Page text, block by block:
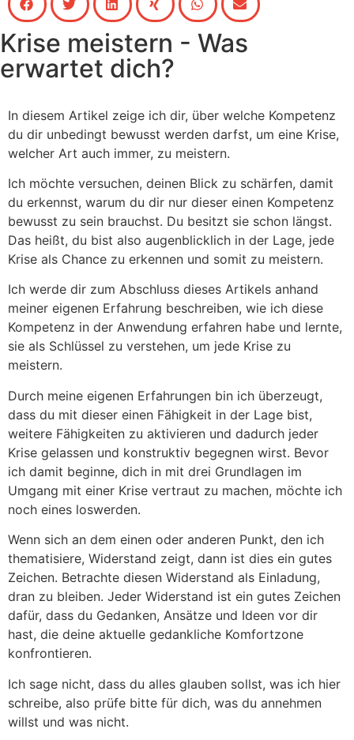
Krise meistern - Was
erwartet dich?
In diesem Artikel zeige ich dir, über welche Kompetenz
du dir unbedingt bewusst werden darfst, um eine Krise,
welcher Art auch immer, zu meistern.
Ich möchte versuchen, deinen Blick zu schärfen, damit
du erkennst, warum du dir nur dieser einen Kompetenz
bewusst zu sein brauchst. Du besitzt sie schon längst.
Das heißt, du bist also augenblicklich in der Lage, jede
Krise als Chance zu erkennen und somit zu meistern.
Ich werde dir zum Abschluss dieses Artikels anhand
meiner eigenen Erfahrung beschreiben, wie ich diese
Kompetenz in der Anwendung erfahren habe und lernte,
sie als Schlüssel zu verstehen, um jede Krise zu
meistern.
Durch meine eigenen Erfahrungen bin ich überzeugt,
dass du mit dieser einen Fähigkeit in der Lage bist,
weitere Fähigkeiten zu aktivieren und dadurch jeder
Krise gelassen und konstruktiv begegnen wirst. Bevor
ich damit beginne, dich in mit drei Grundlagen im
Umgang mit einer Krise vertraut zu machen, möchte ich
noch eines loswerden.
Wenn sich an dem einen oder anderen Punkt, den ich
thematisiere, Widerstand zeigt, dann ist dies ein gutes
Zeichen. Betrachte diesen Widerstand als Einladung,
dran zu bleiben. Jeder Widerstand ist ein gutes Zeichen
dafür, dass du Gedanken, Ansätze und Ideen vor dir
hast, die deine aktuelle gedankliche Komfortzone
konfrontieren.
Ich sage nicht, dass du alles glauben sollst, was ich hier
schreibe, also prüfe bitte für dich, was du annehmen
willst und was nicht.